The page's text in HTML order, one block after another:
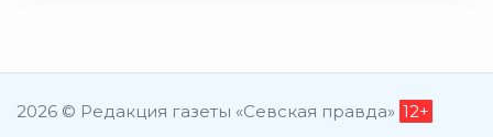
2026 © Редакция газеты «Севская правда» 12+